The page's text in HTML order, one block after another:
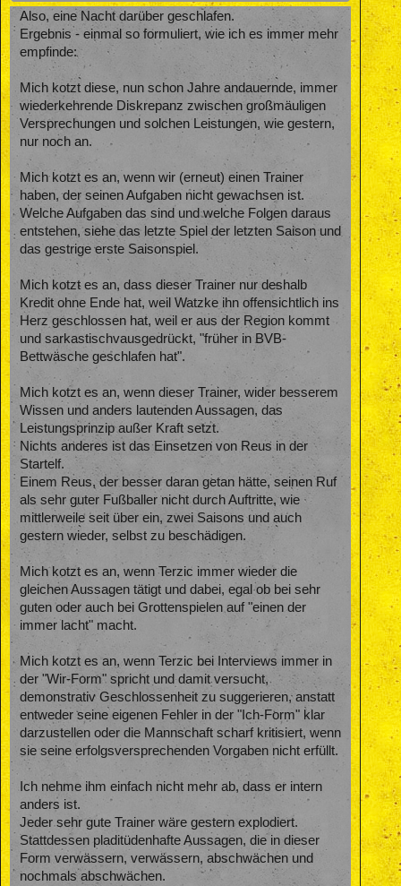
Also, eine Nacht darüber geschlafen.
Ergebnis - einmal so formuliert, wie ich es immer mehr
empfinde:
Mich kotzt diese, nun schon Jahre andauernde, immer
wiederkehrende Diskrepanz zwischen großmäuligen
Versprechungen und solchen Leistungen, wie gestern,
nur noch an.
Mich kotzt es an, wenn wir (erneut) einen Trainer
haben, der seinen Aufgaben nicht gewachsen ist.
Welche Aufgaben das sind und welche Folgen daraus
entstehen, siehe das letzte Spiel der letzten Saison und
das gestrige erste Saisonspiel.
Mich kotzt es an, dass dieser Trainer nur deshalb
Kredit ohne Ende hat, weil Watzke ihn offensichtlich ins
Herz geschlossen hat, weil er aus der Region kommt
und sarkastischvausgedrückt, "früher in BVB-
Bettwäsche geschlafen hat".
Mich kotzt es an, wenn dieser Trainer, wider besserem
Wissen und anders lautenden Aussagen, das
Leistungsprinzip außer Kraft setzt.
Nichts anderes ist das Einsetzen von Reus in der
Startelf.
Einem Reus, der besser daran getan hätte, seinen Ruf
als sehr guter Fußballer nicht durch Auftritte, wie
mittlerweile seit über ein, zwei Saisons und auch
gestern wieder, selbst zu beschädigen.
Mich kotzt es an, wenn Terzic immer wieder die
gleichen Aussagen tätigt und dabei, egal ob bei sehr
guten oder auch bei Grottenspielen auf "einen der
immer lacht" macht.
Mich kotzt es an, wenn Terzic bei Interviews immer in
der "Wir-Form" spricht und damit versucht,
demonstrativ Geschlossenheit zu suggerieren, anstatt
entweder seine eigenen Fehler in der "Ich-Form" klar
darzustellen oder die Mannschaft scharf kritisiert, wenn
sie seine erfolgsversprechenden Vorgaben nicht erfüllt.
Ich nehme ihm einfach nicht mehr ab, dass er intern
anders ist.
Jeder sehr gute Trainer wäre gestern explodiert.
Stattdessen pladitüdenhafte Aussagen, die in dieser
Form verwässern, verwässern, abschwächen und
nochmals abschwächen.